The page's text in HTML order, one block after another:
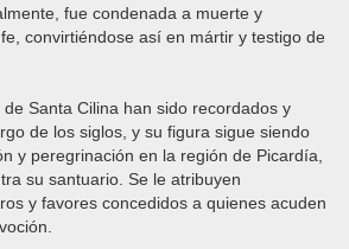
fue condenada a muerte y
convirtiéndose así en mártir y testigo de
Santa Cilina han sido recordados y
de los siglos, y su figura sigue siendo
y peregrinación en la región de Picardía,
su santuario. Se le atribuyen
y favores concedidos a quienes acuden